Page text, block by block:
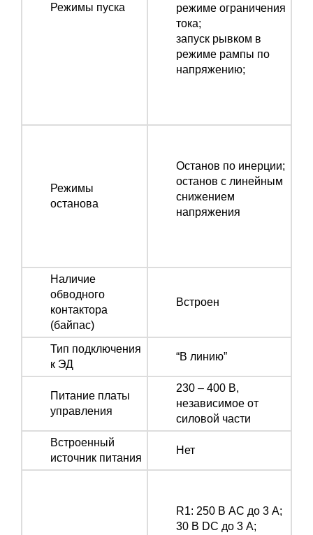
Режимы пуска
режиме ограничения
тока;
запуск рывком в
режиме рампы по
напряжению;
Режимы
останова
Останов по инерции;
останов с линейным
снижением
напряжения
Наличие
обводного
контактора
(байпас)
Встроен
Тип подключения
к ЭД
“В линию”
Питание платы
управления
230 – 400 В,
независимое от
силовой части
Встроенный
источник питания
Нет
R1: 250 В АС до 3 А;
30 В DC до 3 А;